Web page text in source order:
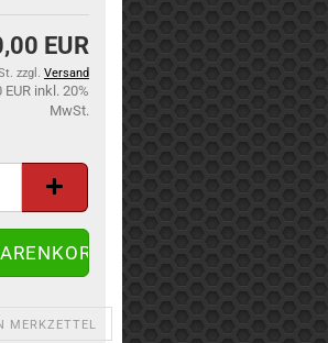
EUR
zzgl. Versand
EUR inkl. 20%
MwSt.
MERKZETTEL